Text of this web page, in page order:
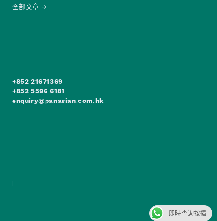
全部文章
+852 21671369
+852 5596 6181
enquiry@panasian.com.hk
即時查詢按揭